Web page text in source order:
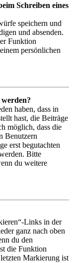
Schreiben eines
speichern und
und absenden.
Funktion
persönlichen
haben, dass in
hast, die Beiträge
möglich, dass die
Benutzern
erst begutachten
Bitte
du weitere
Links in der
ganz nach oben
du den
die Funktion
Markierung ist